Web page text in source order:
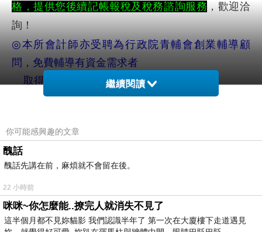
格，提供您後續記帳報稅及稅務諮詢服務 ，歡迎洽
詢！
◎本所會計師亦受聘為行政院青輔會創業輔導顧
問，免費輔導有資金需求者
取得 青年創業貸款，歡迎詢問。
本所由取得國家會計師以及大陸會計
業界資歷20年以上，口碑信譽優良，不
僅協助您成功走入創業的第一步，更為
您往後的經營提 供財務、稅務的最佳
諮詢，絕非一般記帳業者可比！
◎本所為宣導政府法令，避免納稅人因
繼續閱讀
你可能感興趣的文章
醜話
醜話先講在前，麻煩就不會留在後。
22 小時前
咪咪~你怎麼能..撩完人就消失不見了
這半個月都不見妳貓影 我們認識半年了 第一次在大廈樓下走道遇見